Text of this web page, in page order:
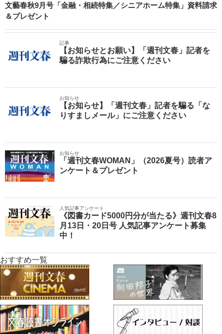
文藝春秋9月号「金融・相続特集／シニアホーム特集」資料請求
＆プレゼント
記事
【お知らせとお願い】「週刊文春」記者を
騙る詐欺行為にご注意ください
お知らせ
【お知らせ】「週刊文春」記者を騙る「な
りすましメール」にご注意ください
お知らせ
「週刊文春WOMAN」（2026夏号）読者ア
ンケート＆プレゼント
人気記事アンケート
《図書カード5000円分が当たる》週刊文春8
月13日・20日号 人気記事アンケート募集
中！
おすすめ一覧